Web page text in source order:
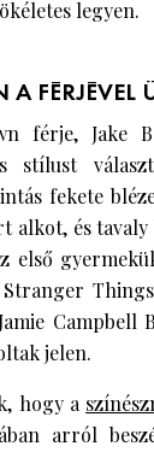
legyen.
A FÉRJÉVEL
férje, Jake
stílust
fekete
alkot, és
első
Campbell
jelen.
hogy a
arról